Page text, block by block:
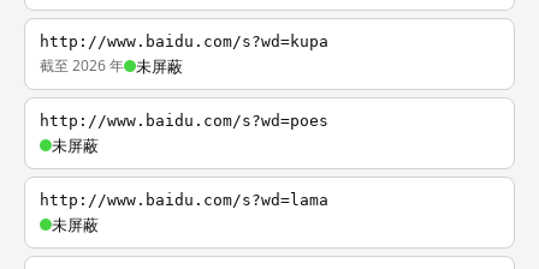
http://www.baidu.com/s?wd=kupa
截至 2026 年 未屏蔽
http://www.baidu.com/s?wd=poes
未屏蔽
http://www.baidu.com/s?wd=lama
未屏蔽